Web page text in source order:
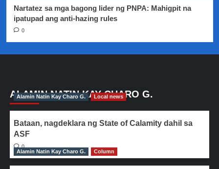
Nartatez sa mga bagong lider ng PNPA: Mahigpit na
ipatupad ang anti-hazing rules
0
ALAMIN NATIN KAY CHARO G.
Alamin Natin Kay Charo G. Local news
Bataan, nagdeklara ng State of Calamity dahil sa
ASF
0
Alamin Natin Kay Charo G.
Column